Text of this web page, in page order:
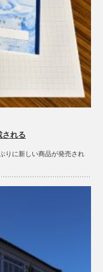
される
りに新しい商品が発売され